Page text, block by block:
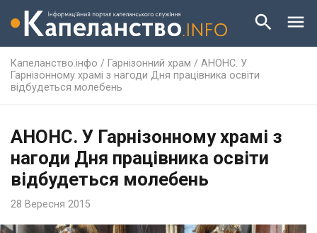
Капеланство.інфо / Гарнізонний храм / АНОНС. У
Гарнізонному храмі з нагоди Дня працівника освіти
відбудеться молебень
АНОНС. У Гарнізонному храмі з
нагоди Дня працівника освіти
відбудеться молебень
28 Вересня 2015